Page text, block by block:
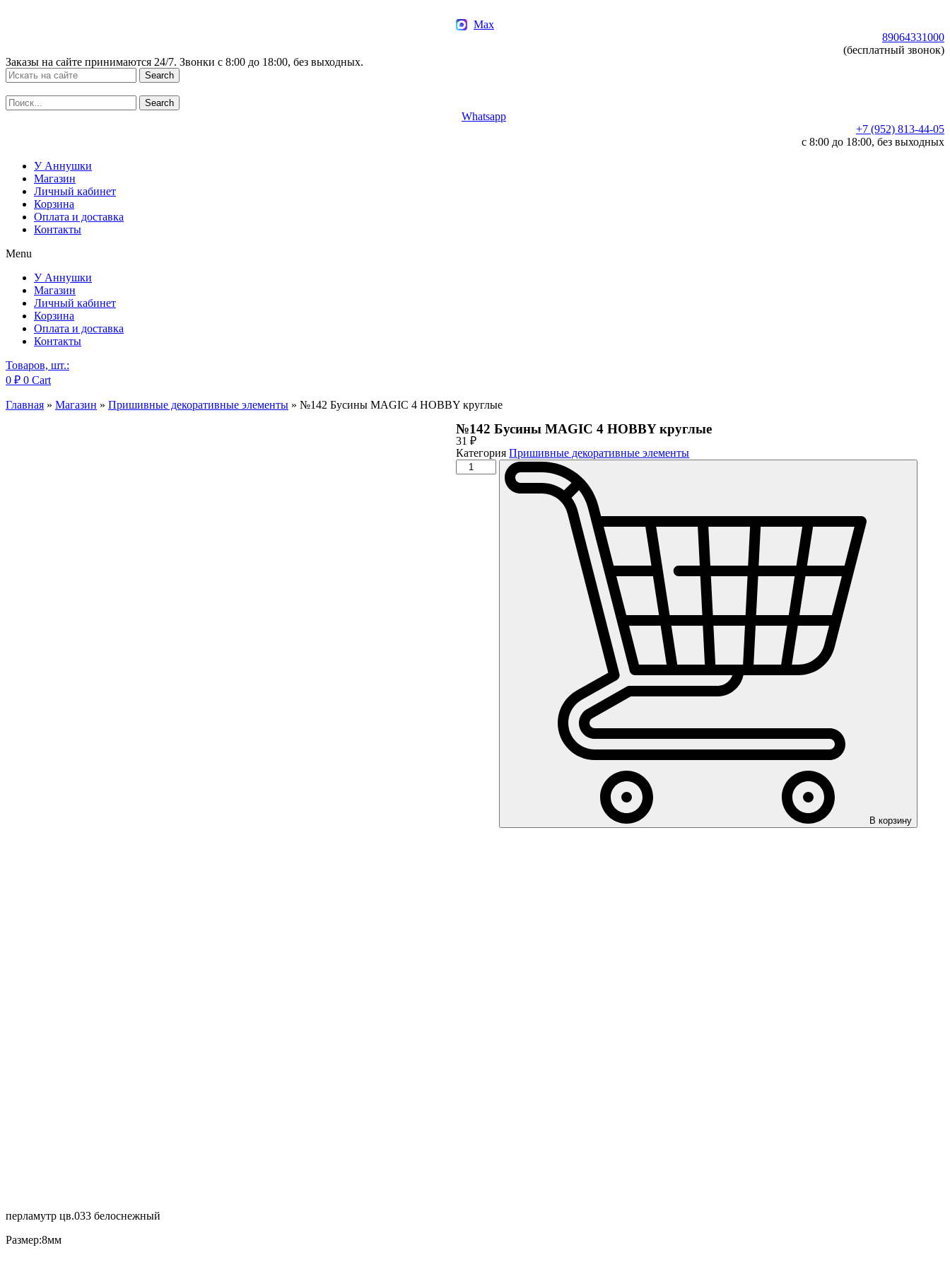
Max
89064331000
(бесплатный звонок)
Заказы на сайте принимаются 24/7. Звонки c 8:00 до 18:00, без выходных.
Search
Search
Whatsapp
+7 (952) 813-44-05
c 8:00 до 18:00, без выходных
У Аннушки
Магазин
Личный кабинет
Корзина
Оплата и доставка
Контакты
Menu
У Аннушки
Магазин
Личный кабинет
Корзина
Оплата и доставка
Контакты
Товаров, шт.:
0 ₽ 0 Cart
Главная » Магазин » Пришивные декоративные элементы » №142 Бусины MAGIC 4 HOBBY круглые
№142 Бусины MAGIC 4 HOBBY круглые
31₽
Категория Пришивные декоративные элементы
Количество
товара
В корзину
перламутр цв.033 белоснежный
Размер:8мм